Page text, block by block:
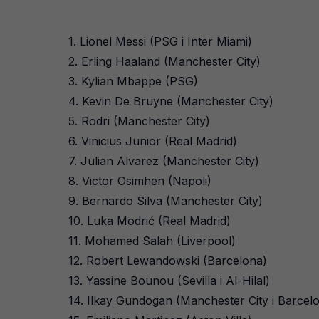
1. Lionel Messi (PSG i Inter Miami)
2. Erling Haaland (Manchester City)
3. Kylian Mbappe (PSG)
4. Kevin De Bruyne (Manchester City)
5. Rodri (Manchester City)
6. Vinicius Junior (Real Madrid)
7. Julian Alvarez (Manchester City)
8. Victor Osimhen (Napoli)
9. Bernardo Silva (Manchester City)
10. Luka Modrić (Real Madrid)
11. Mohamed Salah (Liverpool)
12. Robert Lewandowski (Barcelona)
13. Yassine Bounou (Sevilla i Al-Hilal)
14. Ilkay Gundogan (Manchester City i